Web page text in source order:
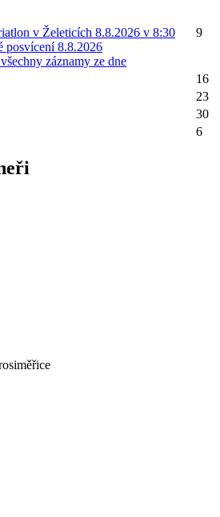
v Želeticích 8.8.2026 v 8:30
posvícení 8.8.2026
záznamy ze dne
9
16
23
30
6